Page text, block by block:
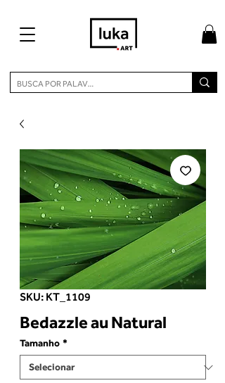
SKU: KT_1109
Bedazzle au Natural
Tamanho *